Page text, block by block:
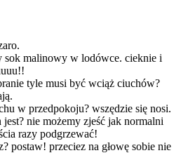
sok malinowy w lodówce. cieknie i
tyle musi być wciąż ciuchów?
w przedpokoju? wszędzie się nosi.
nie możemy zjeść jak normalni
razy podgrzewać!
postaw! przeciez na głowę sobie nie